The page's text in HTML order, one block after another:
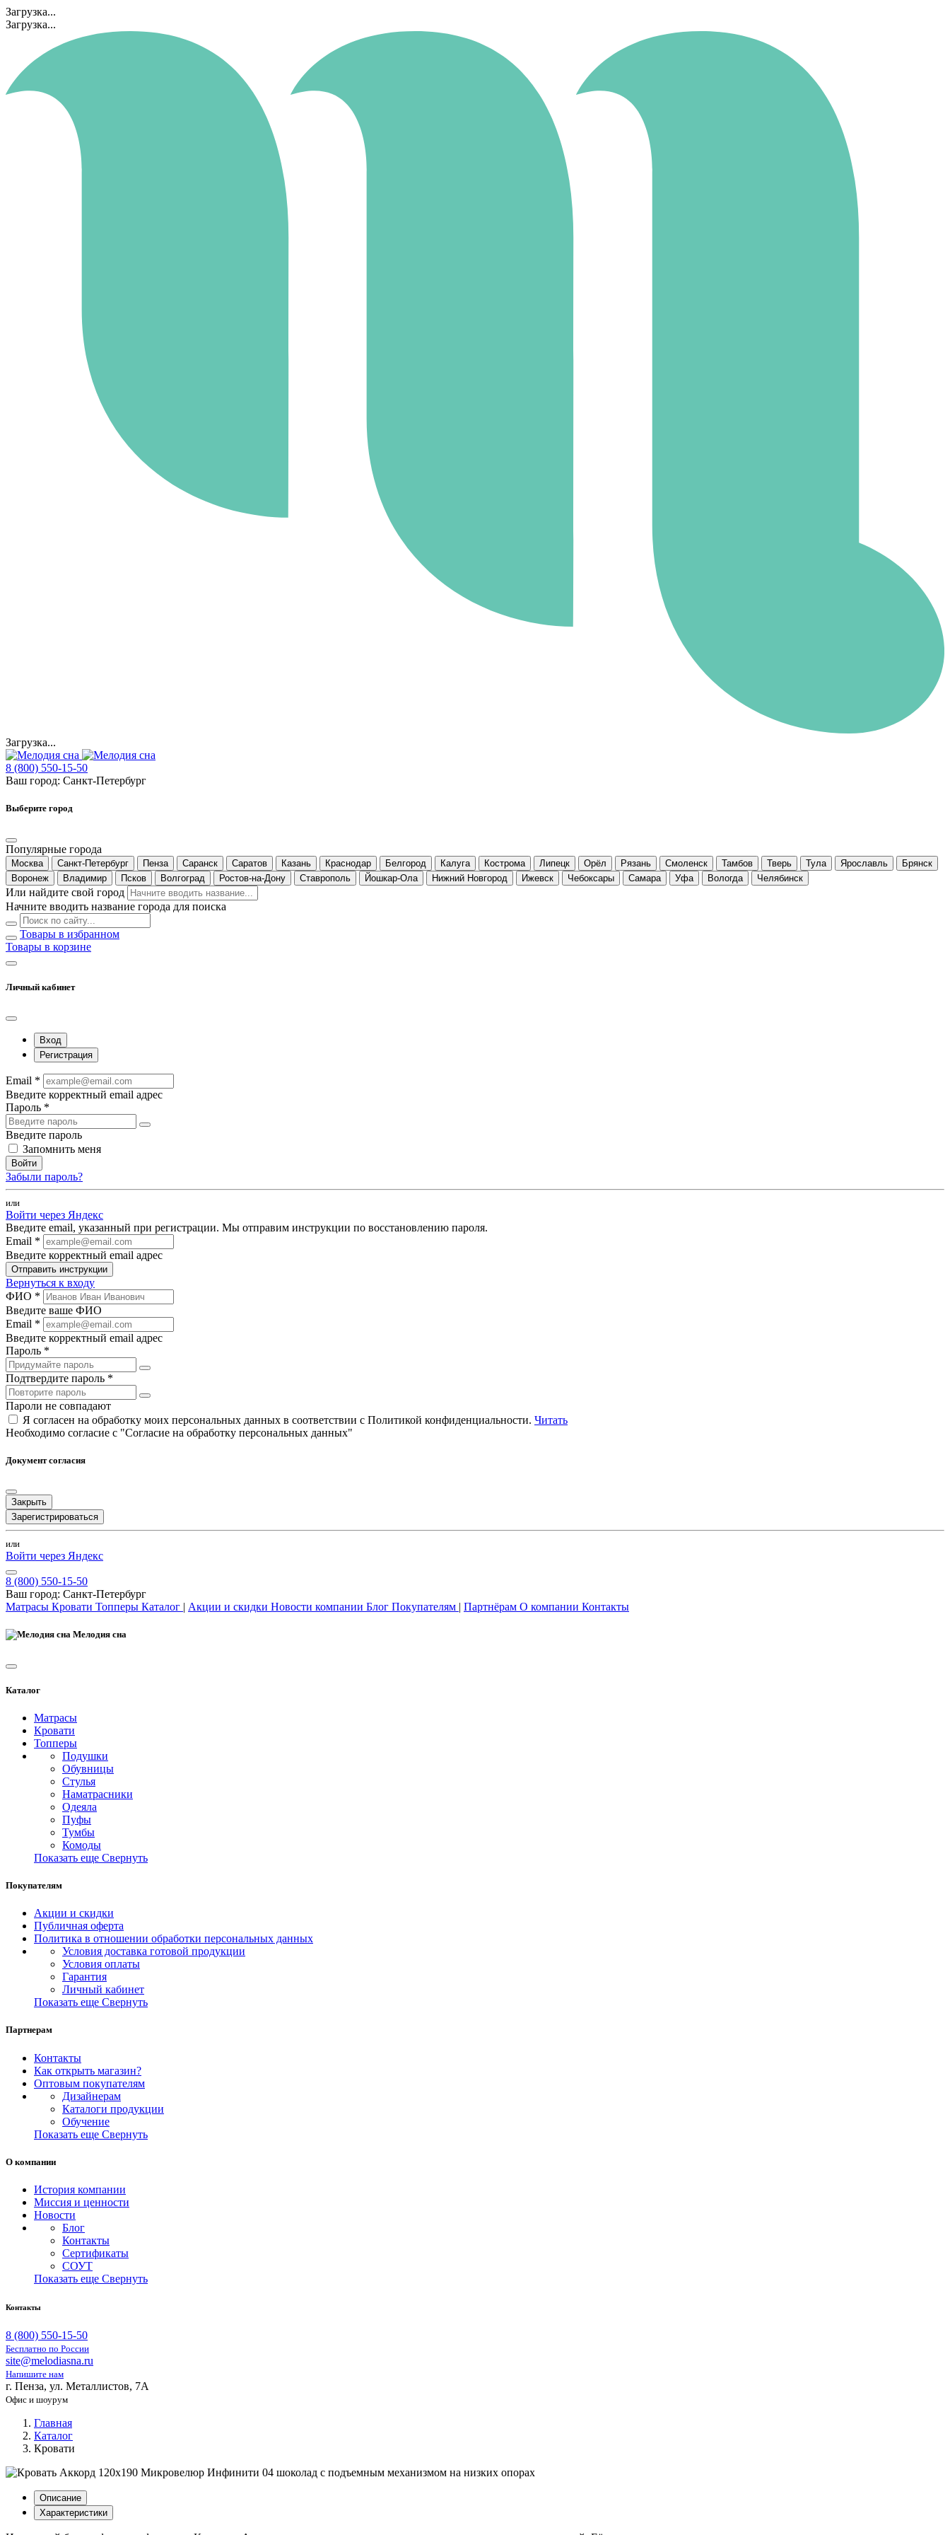
Загрузка...
Загрузка...
Загрузка...
8 (800) 550-15-50
Ваш город: Санкт-Петербург
Выберите город
Популярные города
Москва Санкт-Петербург Пенза Саранск Саратов Казань Краснодар Белгород Калуга Кострома Липецк Орёл Рязань Смоленск Тамбов Тверь Тула Ярославль
Брянск
Воронеж
Владимир Псков Волгоград Ростов-на-Дону Ставрополь Йошкар-Ола Нижний Новгород Ижевск Чебоксары Самара Уфа Вологда Челябинск
Или найдите свой город
Начните вводить название города для поиска
Товары в избранном
Товары в корзине
Личный кабинет
Вход
Регистрация
Email *
Введите корректный email адрес
Пароль *
Введите пароль
Запомнить меня
Войти
Забыли пароль?
или
Войти через Яндекс
Введите email, указанный при регистрации. Мы отправим инструкции по восстановлению пароля.
Email *
Введите корректный email адрес
Отправить инструкции
Вернуться к входу
ФИО *
Введите ваше ФИО
Email *
Введите корректный email адрес
Пароль *
Подтвердите пароль *
Пароли не совпадают
Я согласен на обработку моих персональных данных в соответствии с Политикой конфиденциальности. Читать
Необходимо согласие с "Согласие на обработку персональных данных"
Документ согласия
Закрыть
Зарегистрироваться
или
Войти через Яндекс
8 (800) 550-15-50
Ваш город: Санкт-Петербург
Матрасы Кровати Топперы Каталог | Акции и скидки Новости компании Блог Покупателям | Партнёрам О компании Контакты
Мелодия сна
Каталог
Матрасы
Кровати
Топперы
Подушки
Обувницы
Стулья
Наматрасники
Одеяла
Пуфы
Тумбы
Комоды
Показать еще Свернуть
Покупателям
Акции и скидки
Публичная оферта
Политика в отношении обработки персональных данных
Условия доставка готовой продукции
Условия оплаты
Гарантия
Личный кабинет
Показать еще Свернуть
Партнерам
Контакты
Как открыть магазин?
Оптовым покупателям
Дизайнерам
Каталоги продукции
Обучение
Показать еще Свернуть
О компании
История компании
Миссия и ценности
Новости
Блог
Контакты
Сертификаты
СОУТ
Показать еще Свернуть
Контакты
8 (800) 550-15-50
Бесплатно по России
site@melodiasna.ru
Напишите нам
г. Пенза, ул. Металлистов, 7А
Офис и шоурум
Главная
Каталог
Кровати
Описание
Характеристики